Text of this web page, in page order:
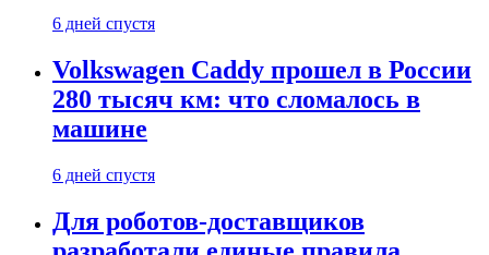
6 дней спустя
Volkswagen Caddy прошел в России
280 тысяч км: что сломалось в
машине
6 дней спустя
Для роботов-доставщиков